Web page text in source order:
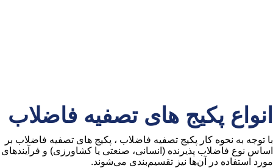
انواع پکیج ‌های تصفیه فاضلاب
با توجه به نحوه کار پکیج تصفیه فاضلاب ، پکیج ‌های تصفیه فاضلاب بر
اساس نوع فاضلاب پذیرنده (انسانی، صنعتی یا کشاورزی) و فرآیندهای
مورد استفاده در آن‌ها نیز تقسیم‌بندی می‌شوند.